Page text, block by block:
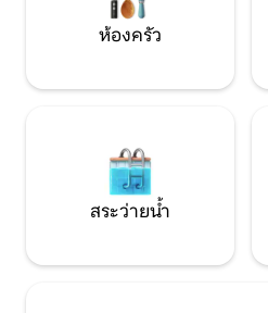
ห้องครัว
สระว่ายน้ำ